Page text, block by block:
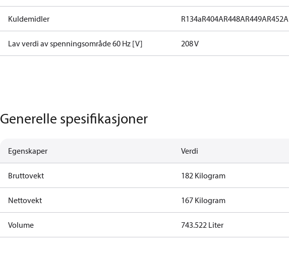
Kuldemidler R134aR404AR448AR449AR452A
Lav verdi av spenningsområde 60 Hz [V] 208 V
Generelle spesifikasjoner
Egenskaper Verdi
Bruttovekt 182 Kilogram
Nettovekt 167 Kilogram
Volume 743.522 Liter